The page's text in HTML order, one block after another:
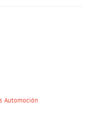
Automoción